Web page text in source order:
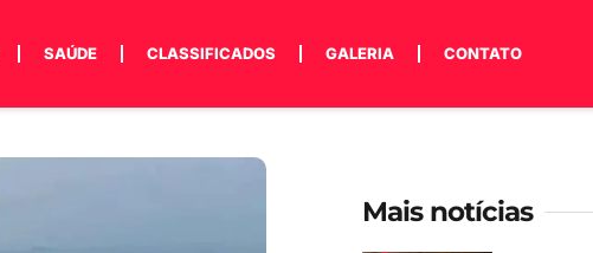
SAÚDE CLASSIFICADOS GALERIA CONTATO
Mais notícias